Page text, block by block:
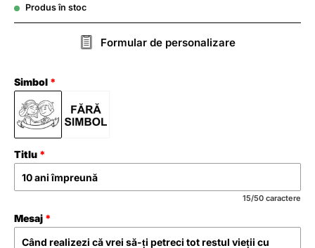
Produs în stoc
Formular de personalizare
Simbol
Titlu
15/50 caractere
Mesaj